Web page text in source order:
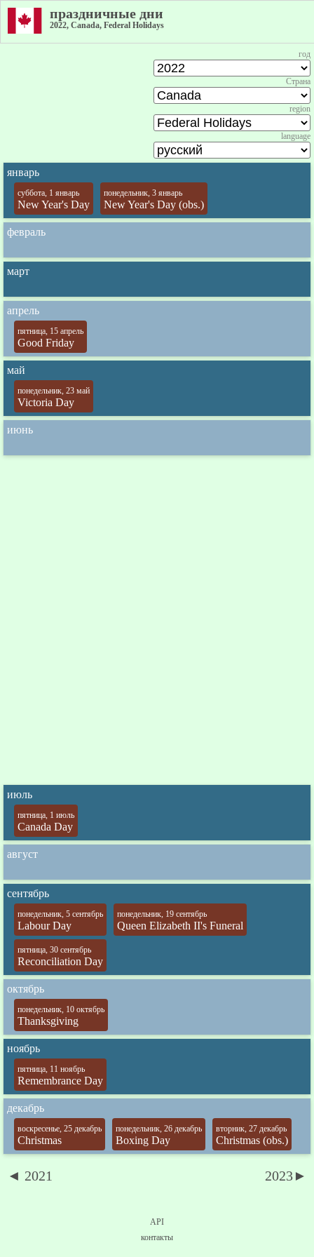
праздничные дни
2022, Canada, Federal Holidays
год
Страна
region
language
январь
суббота, 1 январь
New Year's Day
понедельник, 3 январь
New Year's Day (obs.)
февраль
март
апрель
пятница, 15 апрель
Good Friday
май
понедельник, 23 май
Victoria Day
июнь
июль
пятница, 1 июль
Canada Day
август
сентябрь
понедельник, 5 сентябрь
Labour Day
понедельник, 19 сентябрь
Queen Elizabeth II's Funeral
пятница, 30 сентябрь
Reconciliation Day
октябрь
понедельник, 10 октябрь
Thanksgiving
ноябрь
пятница, 11 ноябрь
Remembrance Day
декабрь
воскресенье, 25 декабрь
Christmas
понедельник, 26 декабрь
Boxing Day
вторник, 27 декабрь
Christmas (obs.)
◄ 2021 2023►
API
контакты